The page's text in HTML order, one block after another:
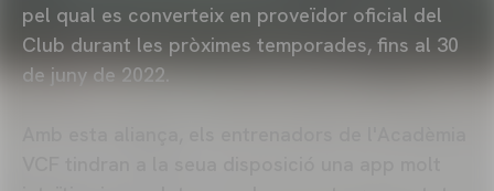
pel qual es converteix en proveïdor oficial del
Club durant les pròximes temporades, fins al 30
de juny de 2022.